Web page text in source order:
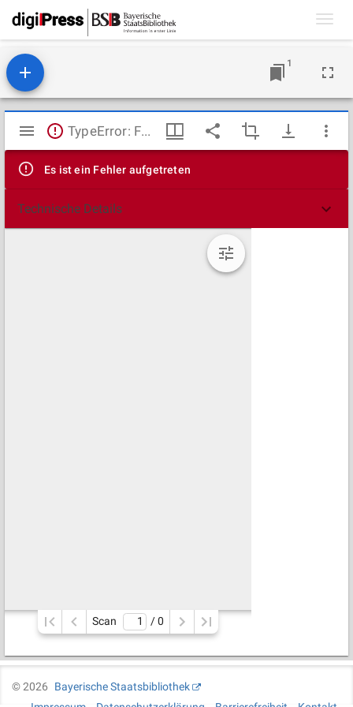
1
Mirador
Viewer
TypeError: Failed to fetch
Es ist ein Fehler aufgetreten
Technische Details
Scan / 0
©2026
Bayerische Staatsbibliothek